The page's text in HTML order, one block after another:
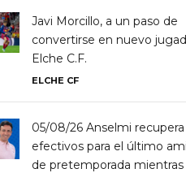
Javi Morcillo, a un paso de
convertirse en nuevo
Elche C.F.
ELCHE CF
05/08/26 Anselmi recupera
efectivos para el último
de pretemporada mientras